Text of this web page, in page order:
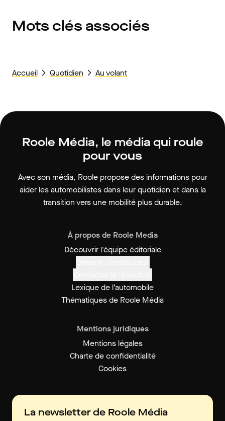
Mots clés associés
Accueil Quotidien Au volant
Roole Média, le média qui roule
pour vous
Avec son média, Roole propose des informations pour
aider les automobilistes dans leur quotidien et dans la
transition vers une mobilité plus durable.
À propos de Roole Media
Découvrir l'équipe éditoriale
Lexique de l’automobile
Thématiques de Roole Média
Mentions juridiques
Mentions légales
Charte de confidentialité
Cookies
La newsletter de Roole Média